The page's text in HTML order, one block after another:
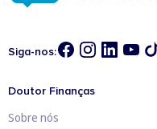
Siga-nos:
Doutor Finanças
Sobre nós